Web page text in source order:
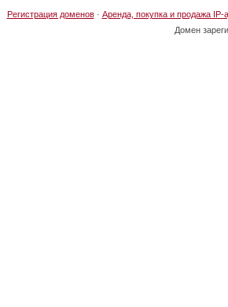
Регистрация доменов· Аренда, покупка и продажа IP-
Домен